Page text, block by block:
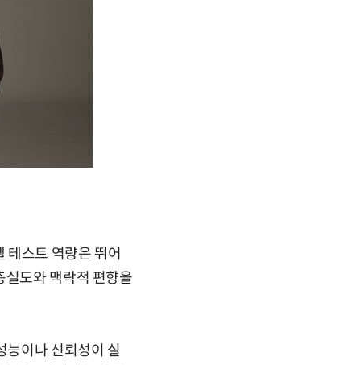
테스트 역량은 뛰어
실도와 맥락적 편향을
능이나 신뢰성이 실